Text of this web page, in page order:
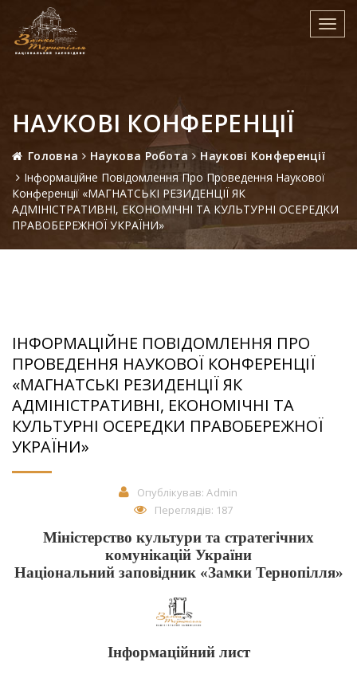
НАУКОВІ КОНФЕРЕНЦІЇ
Головна Наукова Робота
Наукові Конференції
Інформаційне Повідомлення Про Проведення Наукової
Конференції «МАГНАТСЬКІ РЕЗИДЕНЦІЇ ЯК
АДМІНІСТРАТИВНІ, ЕКОНОМІЧНІ ТА КУЛЬТУРНІ ОСЕРЕДКИ
ПРАВОБЕРЕЖНОЇ УКРАЇНИ»
ІНФОРМАЦІЙНЕ ПОВІДОМЛЕННЯ ПРО
ПРОВЕДЕННЯ НАУКОВОЇ КОНФЕРЕНЦІЇ
«МАГНАТСЬКІ РЕЗИДЕНЦІЇ ЯК
АДМІНІСТРАТИВНІ, ЕКОНОМІЧНІ ТА
КУЛЬТУРНІ ОСЕРЕДКИ ПРАВОБЕРЕЖНОЇ
УКРАЇНИ»
Опублікував:Admin
Переглядів: 187
Міністерство культури та стратегічних
комунікацій України
Національний заповідник «Замки Тернопілля»
Інформаційний лист